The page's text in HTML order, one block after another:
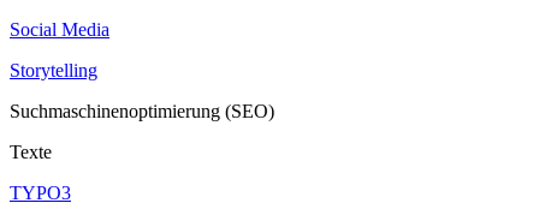
Social Media
Storytelling
Suchmaschinenoptimierung (SEO)
Texte
TYPO3